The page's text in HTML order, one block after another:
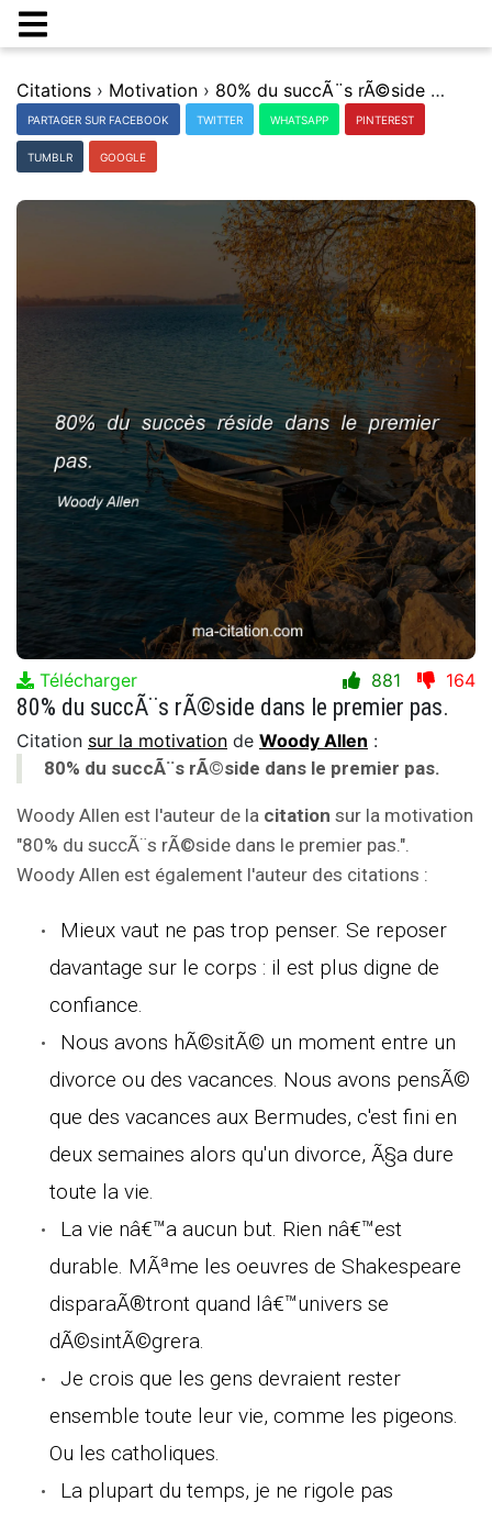
Citations › Motivation › 80% du succÃ¨s rÃ©side dans le premier pas.
PARTAGER SUR FACEBOOK TWITTER WHATSAPP PINTEREST
TUMBLR GOOGLE
Télécharger 881 164
80% du succÃ¨s rÃ©side dans le premier pas.
Citation sur la motivation de Woody Allen :
80% du succÃ¨s rÃ©side dans le premier pas.
Woody Allen est l'auteur de la citation sur la motivation
"80% du succÃ¨s rÃ©side dans le premier pas.".
Woody Allen est également l'auteur des citations :
Mieux vaut ne pas trop penser. Se reposer
davantage sur le corps : il est plus digne de
confiance.
Nous avons hÃ©sitÃ© un moment entre un
divorce ou des vacances. Nous avons pensÃ©
que des vacances aux Bermudes, c'est fini en
deux semaines alors qu'un divorce, Ã§a dure
toute la vie.
La vie nâ€™a aucun but. Rien nâ€™est
durable. MÃªme les oeuvres de Shakespeare
disparaÃ®tront quand lâ€™univers se
dÃ©sintÃ©grera.
Je crois que les gens devraient rester
ensemble toute leur vie, comme les pigeons.
Ou les catholiques.
La plupart du temps, je ne rigole pas